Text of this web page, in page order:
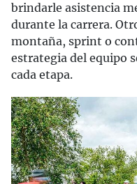
brindarle asistencia
durante la carrera.
montaña, sprint o
estrategia del equipo
cada etapa.